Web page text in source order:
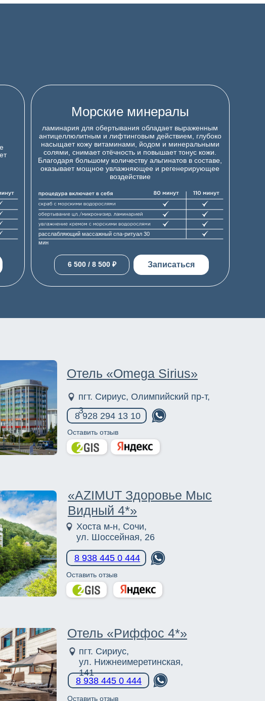
6 500 / 8 500 ₽ Записаться
Морские минералы
ламинария для обертывания обладает выраженным
антицеллюлитным и лифтинговым действием, глубоко
насыщает кожу витаминами, йодом и минеральными
солями, снимает отёчность и повышает тонус кожи.
Благодаря большому количеству альгинатов в составе,
оказывает мощное увлажняющее и регенерирующее
воздействие
расслабляющий массажный спа-ритуал 30
мин
пгт. Сириус,
ул. Нижнеимеретинская,
141
Оставить отзыв
8 938 445 0 444
Отель «Риффос 4*»
Оставить отзыв
8 928 294 13 10
Отель «Omega Sirius»
пгт. Сириус, Олимпийский пр-т,
3
Хоста м-н, Сочи,
ул. Шоссейная, 26
Оставить отзыв
8 938 445 0 444
«AZIMUT Здоровье Мыс
Видный 4*»